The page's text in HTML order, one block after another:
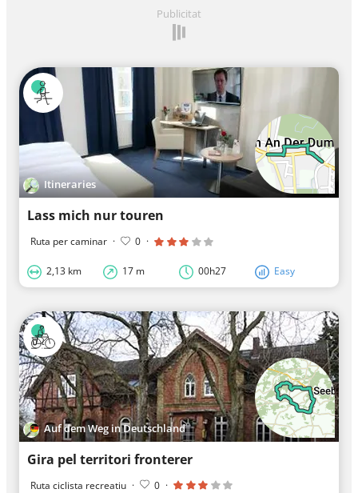
Publicitat
Itineraries
Lass mich nur touren
Ruta per caminar · 0 ·
2,13 km 17 m 00h27 Easy
Auf dem Weg in Deutschland
Gira pel territori fronterer
Ruta ciclista recreatiu · 0 ·